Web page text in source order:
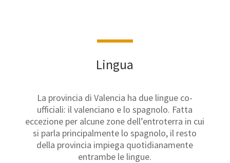
Lingua
La provincia di Valencia ha due lingue co-
ufficiali: il valenciano e lo spagnolo. Fatta
eccezione per alcune zone dell’entroterra in cui
si parla principalmente lo spagnolo, il resto
della provincia impiega quotidianamente
entrambe le lingue.